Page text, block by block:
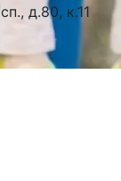
д.80, к.11